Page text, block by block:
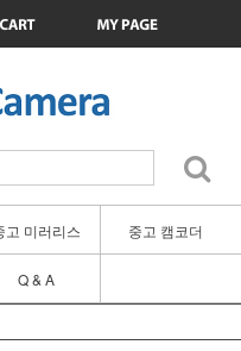
고 미러리스 중고 캠코더
Q & A